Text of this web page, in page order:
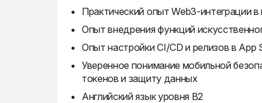
Практический опыт Web3-интеграции
Опыт внедрения функций
Опыт настройки CI/CD и релизов в App
Уверенное понимание мобильной
токенов и защиту данных
Английский язык уровня B2